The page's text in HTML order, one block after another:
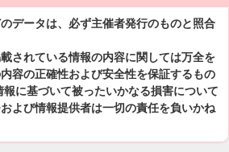
データは、必ず主催者発行のものと照合
されている情報の内容に関しては万全を
容の正確性および安全性を保証するもの
に基づいて被ったいかなる損害について
よび情報提供者は一切の責任を負いかね